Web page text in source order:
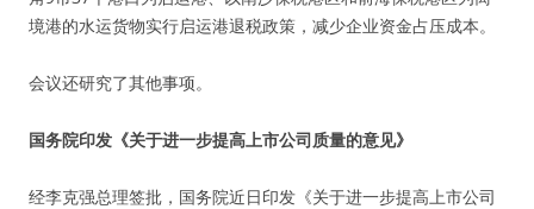
境港的水运货物实行启运港退税政策，减少企业资金占压成本。
会议还研究了其他事项。
国务院印发《关于进一步提高上市公司质量的意见》
经李克强总理签批，国务院近日印发《关于进一步提高上市公司